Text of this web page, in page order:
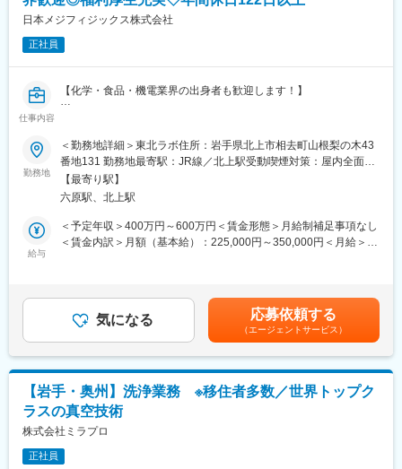
■魅力：
○低い離職率：当社は、建設業界ではトップクラスの低い離職率を
誇ります。2022年度の離職者数が20名で、東洋経済オンラインが
2024年3月7日に発表した「離職者が少ない大企業ランキング」に
おいて546社中9位にランクインしました。
となり、PC橋と鋼橋併せた業界１位となっています。
■PCについて：
PC技術は様々なメリットがあります。例えば、工期の短縮が図れ
います。
この可能性を実現化させる為に技術研究所では力学的／物理的／
■充実の手当：
○宿泊先：現場宿泊の家賃負担なし／短期間：ホテル利用、長期
間：レオパレス等の賃貸住宅
※賃貸住宅がない場合、稀に一軒家を借りての共同生活となる場合
あり
変更の範囲：会社の定める業務
日本メジフィジックス株式会社
正社員
仕事内容
【化学・食品・機電業界の出身者も歓迎します！】
今回は、放射性医薬品の製造職を募集します。
■医薬品原料生成のための機械（サイクロン）の操作・管理
■医薬品原料を合成装置にて製剤化
■出荷のための包装及び梱包
■生産業務にかかる文書作成
■生産工程や生産業務の効率化・改良改善活動
■製造所の管理（各種試薬や備品等の管理）
のローテーション勤務となります。
21:00～5:30・0:15～8:45・1:30～10:00・18:00～2:30・3:30～
12:00・3:00～11:30・8:00～16:30・5:30～14:00・13:00～
・出荷時間/作業内容の変更に伴い、業務上シフトがごくまれに変
更となる場合がございます。
大幅にシフトが変わる訳ではなく、基本的には提示させて頂いて
おりますシフトから30分単位で変更となります。
【やりがい】
勤務地
＜勤務地詳細＞東北ラボ住所：岩手県北上市相去町山根梨の木43
番地131 勤務地最寄駅：JR線／北上駅受動喫煙対策：屋内全面禁
煙変更の範囲：会社の定める事業所
【最寄り駅】
六原駅、北上駅
給与
＜予定年収＞400万円～600万円＜賃金形態＞月給制補足事項なし
＜賃金内訳＞月額（基本給）：225,000円～350,000円＜月給＞
績のターゲット100％達成の場合支給■昇給：年1回賃金はあくま
でも目安の金額であり、選考を通じて上下する可能性がありま
す。月給(月額)は固定手当を含めた表記です。
気になる 応募依頼する
（エージェントサービス）
【岩手・奥州】洗浄業務 ※移住者多数／世界トップク
ラスの真空技術
株式会社ミラプロ
正社員